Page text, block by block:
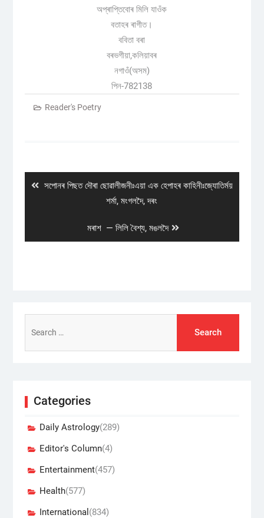
অপ্ৰাপ্তিবোৰ মিলি যাওঁক
বতাহৰ ৰাগীত।
ববিতা বৰা
বৰভগীয়া,কলিয়াবৰ
নগাওঁ(অসম)
পিন-782138
Reader's Poetry
Previous
সপোনৰ পিছত দৌৰা ছোৱালীজনীঃএয়া এক হেপাহৰ কাহিনীঃজ্যোতিৰ্ময়
শৰ্মা, মংগলদৈ, দৰং
Next
post:
মৰাশ — লিলি বৈশ্য, মঙলদৈ
for:
Categories
Daily Astrology(289)
Editor's Column(4)
Entertainment(457)
Health(577)
International (834)